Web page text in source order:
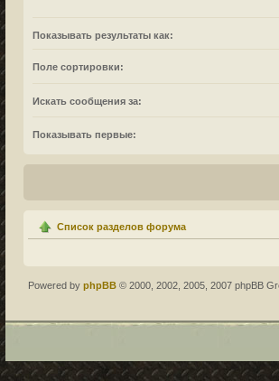
Показывать результаты как:
Поле сортировки:
Искать сообщения за:
Показывать первые:
Список разделов форума
Powered by phpBB © 2000, 2002, 2005, 2007 phpBB